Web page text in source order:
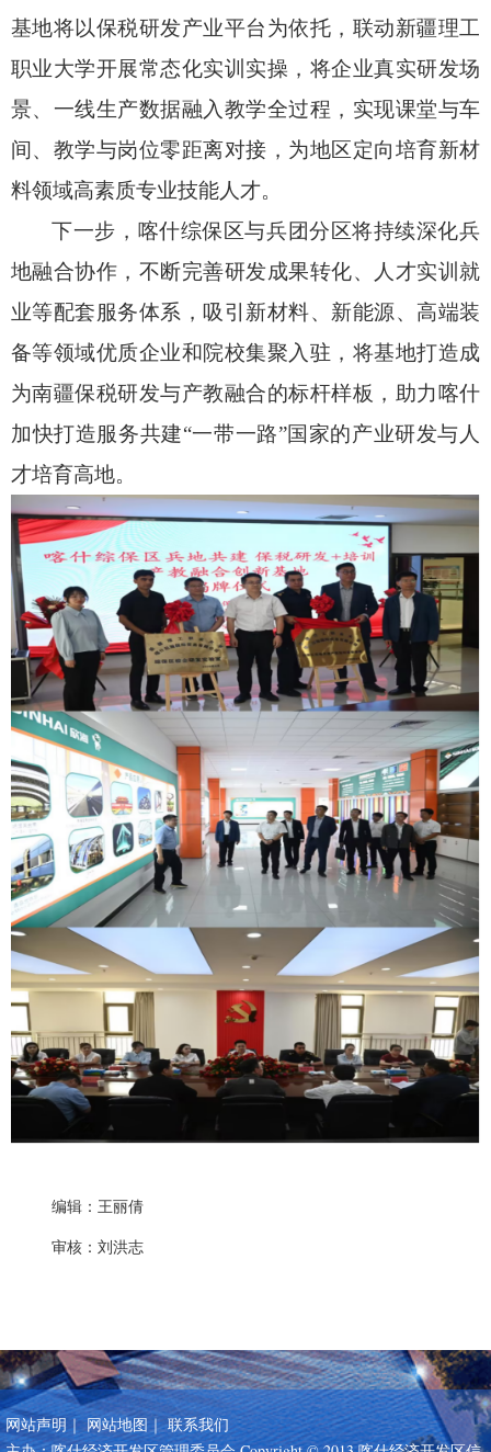
基地将以保税研发产业平台为依托，联动新疆理工
职业大学开展常态化实训实操，将企业真实研发场
景、一线生产数据融入教学全过程，实现课堂与车
间、教学与岗位零距离对接，为地区定向培育新材
料领域高素质专业技能人才。
下一步，喀什综保区与兵团分区将持续深化兵
地融合协作，不断完善研发成果转化、人才实训就
业等配套服务体系，吸引新材料、新能源、高端装
备等领域优质企业和院校集聚入驻，将基地打造成
为南疆保税研发与产教融合的标杆样板，助力喀什
加快打造服务共建“一带一路”国家的产业研发与人
才培育高地。
编辑：王丽倩
审核：刘洪志
网站声明 ｜网站地图 ｜联系我们